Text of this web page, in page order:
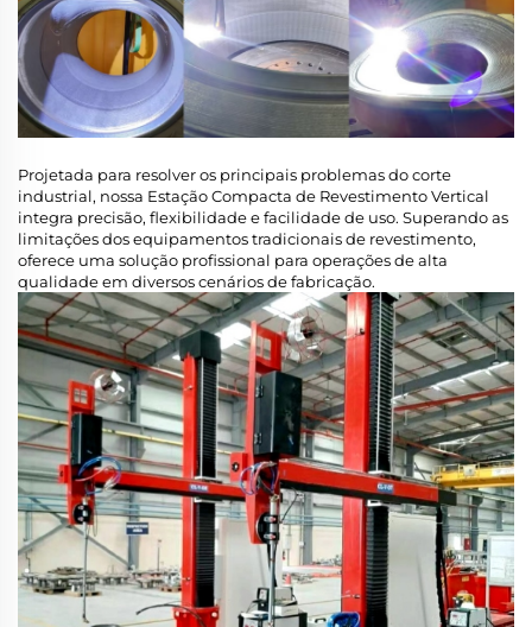
Projetada para resolver os principais problemas do corte
industrial, nossa Estação Compacta de Revestimento Vertical
integra precisão, flexibilidade e facilidade de uso. Superando as
limitações dos equipamentos tradicionais de revestimento,
oferece uma solução profissional para operações de alta
qualidade em diversos cenários de fabricação.